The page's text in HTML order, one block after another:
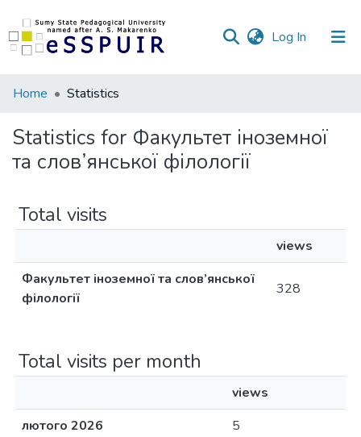
Log In (current)
Communities
Collections
All of DSpace
Home Statistics
Statistics for Факультет іноземної
та слов’янської філології
Total visits
views
Факультет іноземної та слов’янської
філології
328
Total visits per month
views
лютого 2026
5